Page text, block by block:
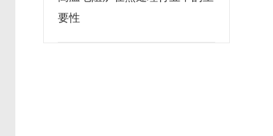
要性